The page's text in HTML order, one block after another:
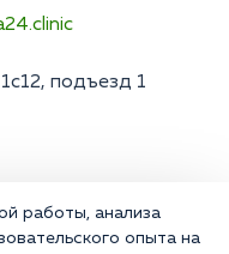
подъезд 1
работы, анализа
опыта на